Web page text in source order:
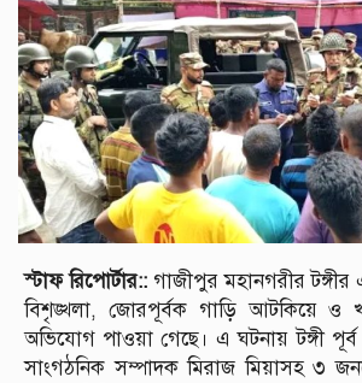
স্টাফ রিপোর্টার:: গাজীপুর মহানগরীর টঙ্গীর
বিশৃঙ্খলা, জোরপূর্বক গাড়ি আটকিয়ে ও
অভিযোগ পাওয়া গেছে। এ ঘটনায় টঙ্গী
সাংগঠনিক সম্পাদক মিরাজ মিয়াসহ ৩